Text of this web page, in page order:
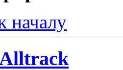
началу
Alltrack